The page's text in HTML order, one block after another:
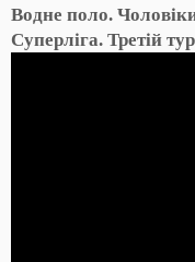
Водне поло.
Суперліга. Третій тур